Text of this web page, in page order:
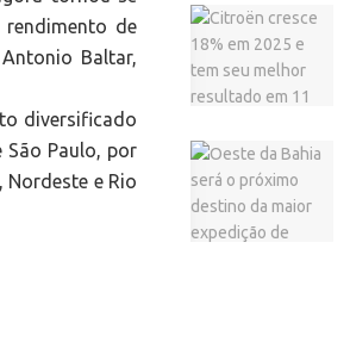
de
Baltar,
diversificado
São Paulo, por
e Rio